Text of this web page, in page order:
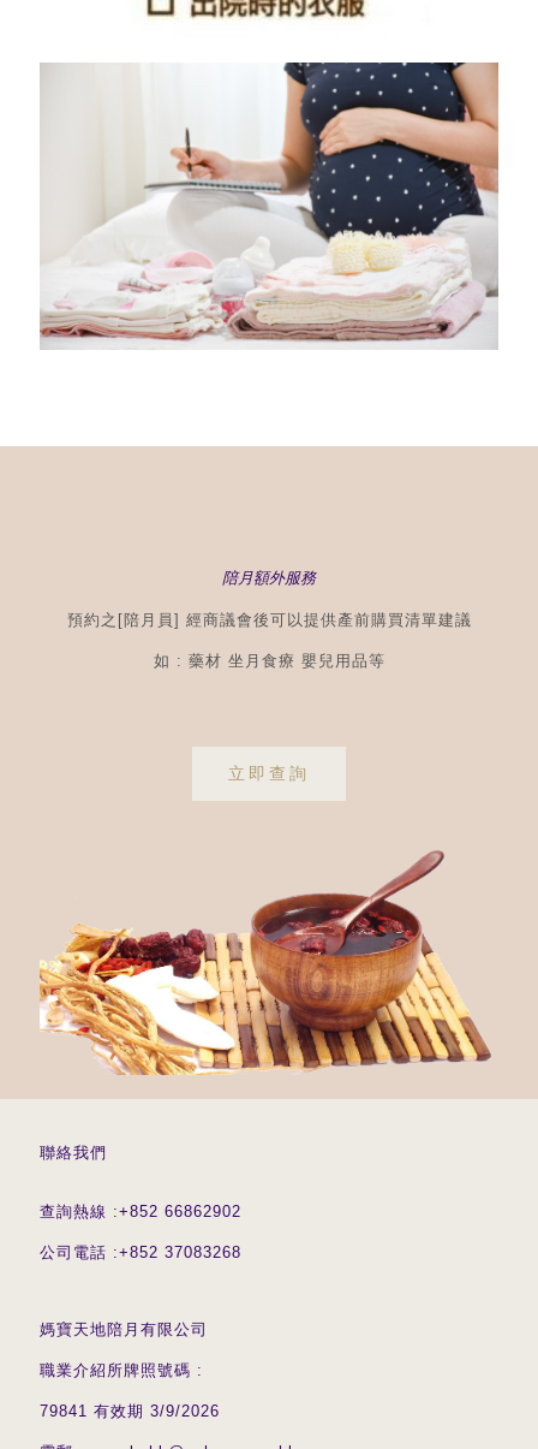
陪月額外服務
預約之[陪月員] 經商議會後可以提供產前購買清單建議
如 : 藥材 坐月食療 嬰兒用品等
立即查詢
聯絡我們
查詢熱線 :+852 66862902
公司電話 :+852 37083268
媽寶天地陪月有限公司
職業介紹所牌照號碼 :
79841 有效期 3/9/2026